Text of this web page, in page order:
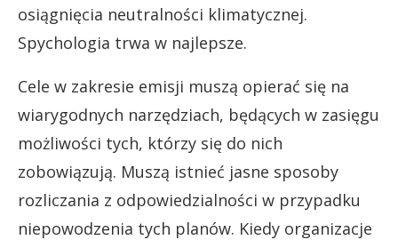
osiągnięcia neutralności klimatycznej.
Spychologia trwa w najlepsze.
Cele w zakresie emisji muszą opierać się na
wiarygodnych narzędziach, będących w zasięgu
możliwości tych, którzy się do nich
zobowiązują. Muszą istnieć jasne sposoby
rozliczania z odpowiedzialności w przypadku
niepowodzenia tych planów. Kiedy organizacje